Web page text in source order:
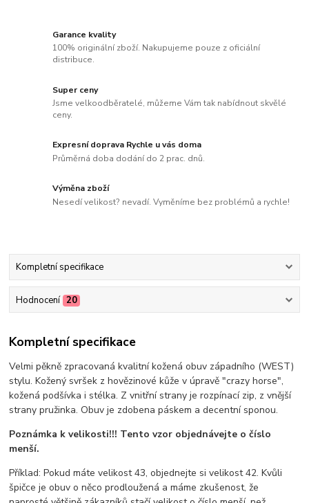
Garance kvality
100% originální zboží. Nakupujeme pouze z oficiální
distribuce.
Super ceny
Jsme velkoodběratelé, můžeme Vám tak nabídnout skvělé
ceny.
Expresní doprava Rychle u vás doma
Průměrná doba dodání do 2 prac. dnů.
Výměna zboží
Nesedí velikost? nevadí. Vyměníme bez problémů a rychle!
Kompletní specifikace
Hodnocení 20
Kompletní specifikace
Velmi pěkně zpracovaná kvalitní kožená obuv západního (WEST)
stylu. Kožený svršek z hovězinové kůže v úpravě "crazy horse",
kožená podšívka i stélka. Z vnitřní strany je rozpínací zip, z vnější
strany pružinka. Obuv je zdobena páskem a decentní sponou.
Poznámka k velikosti!!! Tento vzor objednávejte o číslo
menší.
Příklad: Pokud máte velikost 43, objednejte si velikost 42. Kvůli
špičce je obuv o něco prodloužená a máme zkušenost, že